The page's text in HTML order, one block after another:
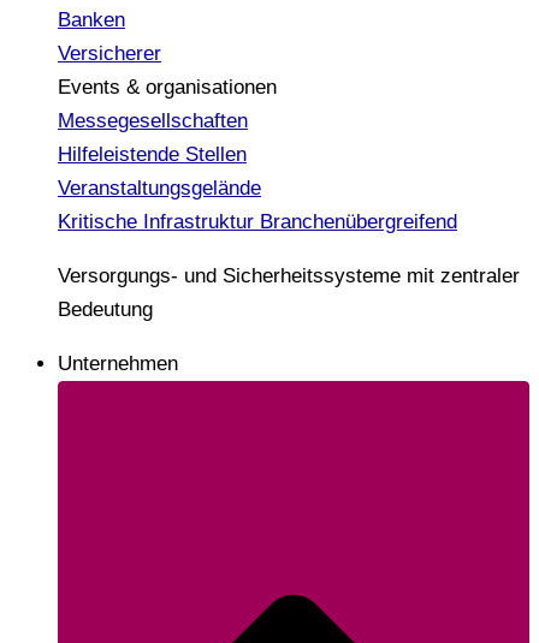
Banken
Versicherer
Events & organisationen
Messegesellschaften
Hilfeleistende Stellen
Veranstaltungsgelände
Kritische Infrastruktur Branchenübergreifend
Versorgungs- und Sicherheitssysteme mit zentraler
Bedeutung
Unternehmen